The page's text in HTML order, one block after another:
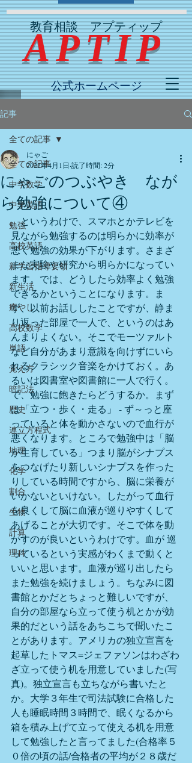
教育相談 アプティップ
​ APTIP
公式ホームページ
記事
全ての記事
中学数学
中学英語
勉強
高校英語
新学習指導要領
新生活
癒やし
高校数学
単語
覚え方
暗記法
歴史
連立方程式
地理
化学
割合
生物
計算
理科
全ての記事
にゃごのつぶやき なが
ら勉強について④
にゃご
2022年4月1日 読了時間: 2分
というわけで、スマホとかテレビを
見ながら勉強するのは明らかに効率が
悪く勉強の効果が下がります。さまざ
まな実験や研究から明らかになってい
ます。では、どうしたら効率よく勉強
できるかということになります。ま
ず、以前お話ししたことですが、静ま
り返った部屋で一人で、というのはあ
んまりよくない。そこでモーツァルト
など自分があまり意識を向けずにいら
れるクラシック音楽をかけておく。あ
るいは図書室や図書館に一人で行く。
で、勉強に飽きたらどうするか。まず
は「立つ・歩く・走る」 - ず～っと座
っていると体を動かさないので血行が
悪くなります。ところで勉強中は「脳
が生育している」つまり脳がシナプス
をつなげたり新しいシナプスを作った
りしている時間ですから、脳に栄養が
いかないといけない。したがって血行
を良くして脳に血液が巡りやすくして
あげることが大切です。そこで体を動
かすのが良いというわけです。血が 巡
っているという実感がわくまで動くと
いいと思います。血液が巡り出したら
また勉強を続けましょう。ちなみに図
書館とかだとちょっと難しいですが、
自分の部屋なら立って使う机とかが効
果的だという話をあちこちで聞いたこ
とがあります。アメリカの独立宣言を
起草したトマス=ジェファソンはわざわ
ざ立って使う机を用意していました(写
真)。独立宣言も立ちながら書いたと
か。大学３年生で司法試験に合格した
人も睡眠時間３時間で、眠くなるから
箱を積み上げて立って使える机を用意
して勉強したと言ってました(合格率５
０倍の頃の話/合格者の平均が２８歳だ